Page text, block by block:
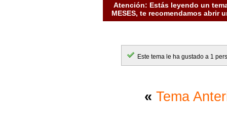
Atención: Estás leyendo un
MESES, te recomendamos abrir
Este tema le ha gustado a 1
« Tema